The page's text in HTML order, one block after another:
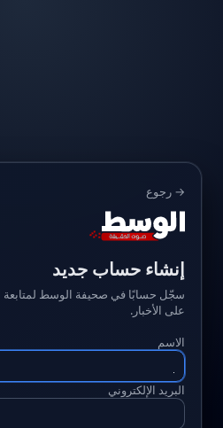
→ رجوع
إنشاء حساب جديد
سجّل حسابًا في صحيفة الوسط لمتابعة
على الأخبار.
الاسم
البريد الإلكتروني